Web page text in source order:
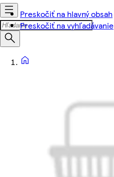
Preskočiť na hlavný obsah
Preskočiť na vyhľadávanie